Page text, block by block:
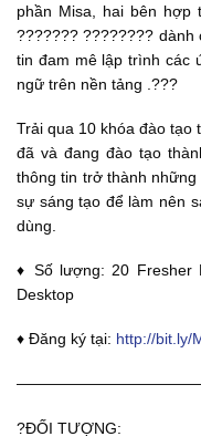
phần Misa, hai bên hợp
??????? ???????? dành
tin đam mê lập trình các
ngữ trên nền tảng .???
Trải qua 10 khóa đào tạo
đã và đang đào tạo
thông tin trở thành
sự sáng tạo để làm nên
dùng.
♦️ Số lượng: 20 Fresher
Desktop
♦️ Đăng ký tại: http://bit.ly/
?ĐỐI TƯỢNG: